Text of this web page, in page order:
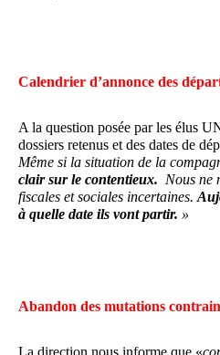
Calendrier d’annonce des
A la question posée par les élus
dossiers retenus et des dates de
Même si la situation de la
clair sur le contentieux. Nous ne
fiscales et sociales incertaines.
à quelle date ils vont partir. »
Abandon des mutations
La direction nous informe que «